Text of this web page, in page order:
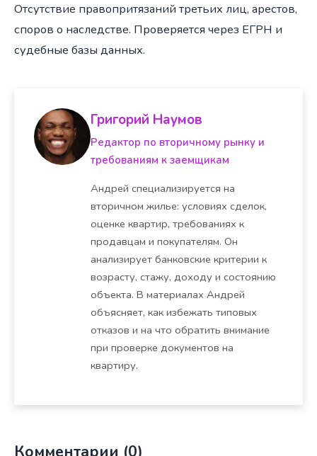
Отсутствие правопритязаний третьих лиц, арестов,
споров о наследстве. Проверяется через ЕГРН и
судебные базы данных.
Григорий Наумов
Редактор по вторичному рынку и
требованиям к заемщикам
Андрей специализируется на
вторичном жилье: условиях сделок,
оценке квартир, требованиях к
продавцам и покупателям. Он
анализирует банковские критерии к
возрасту, стажу, доходу и состоянию
объекта. В материалах Андрей
объясняет, как избежать типовых
отказов и на что обратить внимание
при проверке документов на
квартиру.
Комментарии (0)